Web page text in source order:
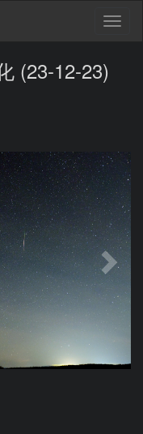
(23-12-23)